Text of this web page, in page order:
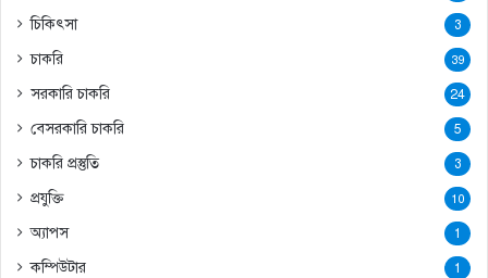
চিকিৎসা 3
চাকরি 39
সরকারি চাকরি 24
বেসরকারি চাকরি 5
চাকরি প্রস্তুতি 3
প্রযুক্তি 10
অ্যাপস 1
কম্পিউটার 1